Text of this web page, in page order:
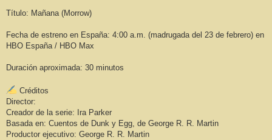
Título: Mañana (Morrow)
Fecha de estreno en España: 4:00 a.m. (madrugada del 23 de febrero) en
HBO España / HBO Max
Duración aproximada: 30 minutos
Créditos
Director:
Creador de la serie: Ira Parker
Basada en: Cuentos de Dunk y Egg, de George R. R. Martin
Productor ejecutivo: George R. R. Martin